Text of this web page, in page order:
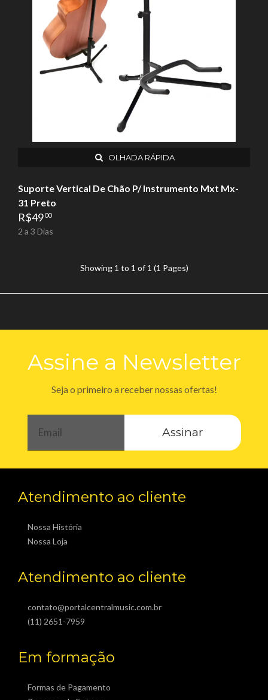
OLHADA RÁPIDA
Suporte Vertical De Chão P/ Instrumento Mxt Mx-
31 Preto
R$4900
2 a 3 Dias
Showing 1 to 1 of 1 (1 Pages)
Assine a Newsletter
Seja o primeiro a receber nossas ofertas!
Assinar
Atendimento ao cliente
Nossa História
Nossa Loja
Atendimento ao cliente
contato@portalcentralmusic.com.br
(11) 2651-7959
Em formação
Formas de Pagamento